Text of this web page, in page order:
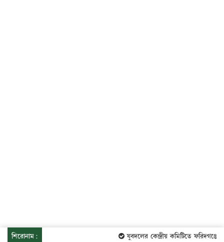
শিরোনাম: যুবদলের কেন্দ্রীয় কমিটিতে ফরিদগঞ্জের